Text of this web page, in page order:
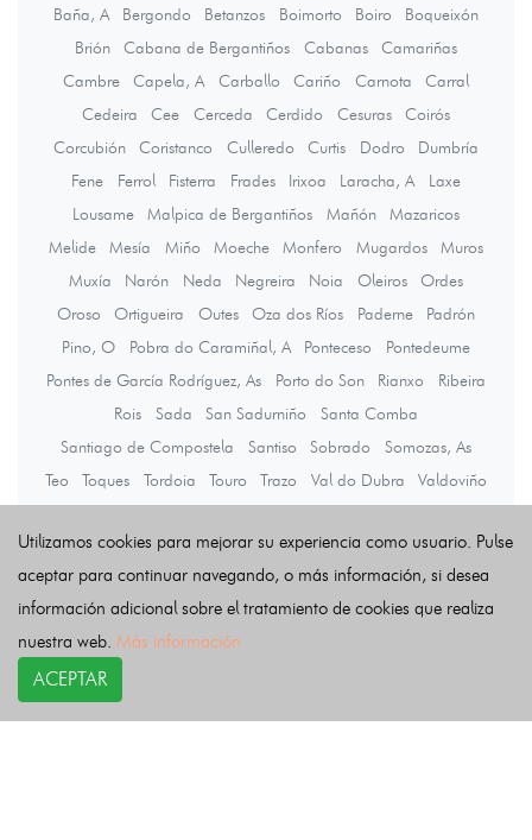
Baña, A
Bergondo Betanzos Boimorto Boiro
Boqueixón
Brión
Cabana de Bergantiños Cabanas
Camariñas
Cambre
Capela, A Carballo Cariño Carnota
Carral
Cedeira
Cee Cerceda Cerdido Cesuras
Coirós
Corcubión
Coristanco Culleredo Curtis Dodro
Dumbría
Fene
Ferrol Fisterra Frades Irixoa Laracha, A
Laxe
Lousame
Malpica de Bergantiños Mañón
Mazaricos
Melide
Mesía Miño Moeche Monfero Mugardos
Muros
Muxía
Narón Neda Negreira Noia Oleiros
Ordes
Oroso
Ortigueira Outes Oza dos Ríos Paderne
Padrón
Pino, O
Pobra do Caramiñal, A Ponteceso
Pontedeume
Pontes de García Rodríguez, As
Porto do Son Rianxo
Ribeira
Rois
Sada San Sadurniño
Santa Comba
Santiago de Compostela
Santiso Sobrado
Somozas, As
Teo
Toques Tordoia Touro Trazo Val do Dubra
Valdoviño
Últimas noticias
Utilizamos cookies para mejorar su experiencia como usuario. Pulse
aceptar para continuar navegando, o más información, si desea
información adicional sobre el tratamiento de cookies que realiza
nuestra web. Más información
ACEPTAR